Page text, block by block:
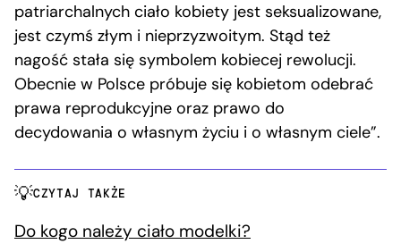
patriarchalnych ciało kobiety jest seksualizowane,
jest czymś złym i nieprzyzwoitym. Stąd też
nagość stała się symbolem kobiecej rewolucji.
Obecnie w Polsce próbuje się kobietom odebrać
prawa reprodukcyjne oraz prawo do
decydowania o własnym życiu i o własnym ciele”.
CZYTAJ TAKŻE
Do kogo należy ciało modelki?